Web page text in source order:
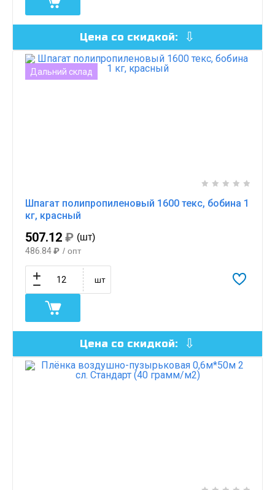
Цена со скидкой:
Дальний склад
Шпагат полипропиленовый 1600 текс, бобина 1
кг, красный
507.12 ₽ (шт)
486.84₽ / опт
шт
Цена со скидкой: